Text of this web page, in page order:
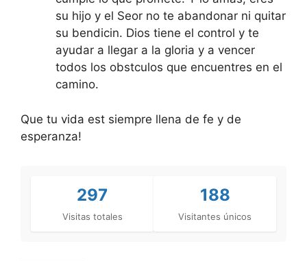
su hijo y el Seor no te abandonar ni quitar
su bendicin. Dios tiene el control y te
ayudar a llegar a la gloria y a vencer
todos los obstculos que encuentres en el
camino.
Que tu vida est siempre llena de fe y de
esperanza!
297
Visitas totales
188
Visitantes únicos